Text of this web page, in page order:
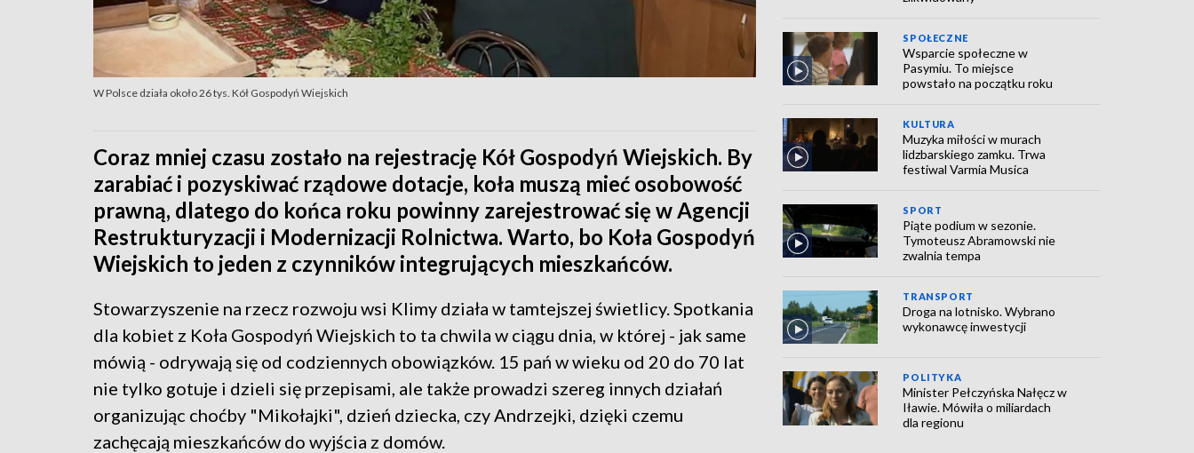
W Polsce działa około 26 tys. Kół Gospodyń Wiejskich
Coraz mniej czasu zostało na rejestrację Kół Gospodyń Wiejskich. By
zarabiać i pozyskiwać rządowe dotacje, koła muszą mieć osobowość
prawną, dlatego do końca roku powinny zarejestrować się w Agencji
Restrukturyzacji i Modernizacji Rolnictwa. Warto, bo Koła Gospodyń
Wiejskich to jeden z czynników integrujących mieszkańców.
Stowarzyszenie na rzecz rozwoju wsi Klimy działa w tamtejszej świetlicy. Spotkania
dla kobiet z Koła Gospodyń Wiejskich to ta chwila w ciągu dnia, w której - jak same
mówią - odrywają się od codziennych obowiązków. 15 pań w wieku od 20 do 70 lat
nie tylko gotuje i dzieli się przepisami, ale także prowadzi szereg innych działań
organizując choćby "Mikołajki", dzień dziecka, czy Andrzejki, dzięki czemu
zachęcają mieszkańców do wyjścia z domów.
SPOŁECZNE
Wsparcie społeczne w
Pasymiu. To miejsce
powstało na początku roku
KULTURA
Muzyka miłości w murach
lidzbarskiego zamku. Trwa
festiwal Varmia Musica
SPORT
Piąte podium w sezonie.
Tymoteusz Abramowski nie
zwalnia tempa
TRANSPORT
Droga na lotnisko. Wybrano
wykonawcę inwestycji
POLITYKA
Minister Pełczyńska Nałęcz w
Iławie. Mówiła o miliardach
dla regionu